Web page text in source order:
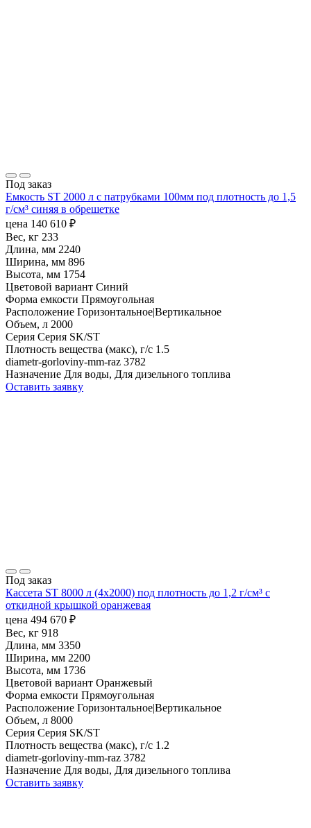
Под заказ
Емкость ST 2000 л с патрубками 100мм под плотность до 1,5
г/см³ синяя в обрешетке
цена 140 610 ₽
Вес, кг 233
Длина, мм 2240
Ширина, мм 896
Высота, мм 1754
Цветовой вариант Синий
Форма емкости Прямоугольная
Расположение Горизонтальное|Вертикальное
Объем, л 2000
Серия Серия SK/ST
Плотность вещества (макс), г/с 1.5
diametr-gorloviny-mm-raz 3782
Назначение Для воды, Для дизельного топлива
Оставить заявку
Под заказ
Кассета ST 8000 л (4х2000) под плотность до 1,2 г/см³ с
откидной крышкой оранжевая
цена 494 670 ₽
Вес, кг 918
Длина, мм 3350
Ширина, мм 2200
Высота, мм 1736
Цветовой вариант Оранжевый
Форма емкости Прямоугольная
Расположение Горизонтальное|Вертикальное
Объем, л 8000
Серия Серия SK/ST
Плотность вещества (макс), г/с 1.2
diametr-gorloviny-mm-raz 3782
Назначение Для воды, Для дизельного топлива
Оставить заявку